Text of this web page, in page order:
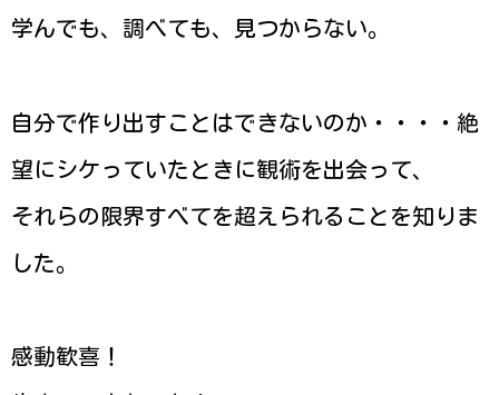
学んでも、調べても、見つからない。
自分で作り出すことはできないのか・・・・絶
望にシケっていたときに観術を出会って、
それらの限界すべてを超えられることを知りま
した。
感動歓喜！